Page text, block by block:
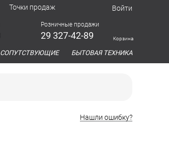
Точки продаж Войти
Розничные продажи
29 327-42-89 Корзина
СОПУТСТВУЮЩИЕ БЫТОВАЯ ТЕХНИКА
Нашли ошибку?